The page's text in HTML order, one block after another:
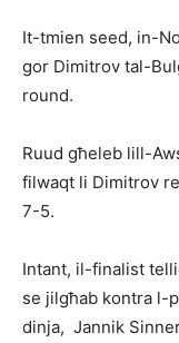
It-tmien seed, in-
gor Dimitrov tal-
round.
Ruud għeleb lill-
filwaqt li Dimitrov
7-5.
Intant, il-finalist
se jilgħab kontra l-
dinja, Jannik